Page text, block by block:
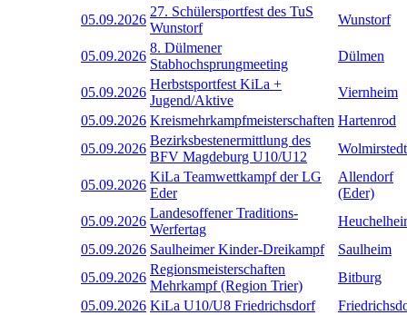
05.09.2026
27. Schülersportfest des TuS
Wunstorf
Wunstorf
05.09.2026
8. Dülmener
Stabhochsprungmeeting
Dülmen
05.09.2026
Herbstsportfest KiLa +
Jugend/Aktive
Viernheim
05.09.2026 Kreismehrkampfmeisterschaften Hartenrod
05.09.2026
Bezirksbestenermittlung des
BFV Magdeburg U10/U12
Wolmirstedt
05.09.2026
KiLa Teamwettkampf der LG
Eder
Allendorf
(Eder)
05.09.2026
Landesoffener Traditions-
Werfertag
05.09.2026 Saulheimer Kinder-Dreikampf
Saulheim
05.09.2026
Regionsmeisterschaften
Mehrkampf (Region Trier)
Bitburg
05.09.2026 KiLa U10/U8 Friedrichsdorf